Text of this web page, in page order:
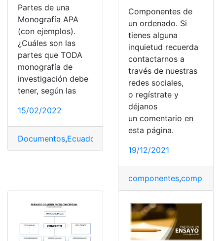
Partes de una
Monografía APA
(con ejemplos).
¿Cuáles son las
partes que TODA
monografía de
investigación debe
tener, según las
15/02/2022
Documentos,Ecuador Herramientas Ecuador
Componentes de
un ordenado. Si
tienes alguna
inquietud recuerda
contactarnos a
través de nuestras
redes sociales,
o regístrate y
déjanos
un comentario en
esta página.
19/12/2021
componentes,